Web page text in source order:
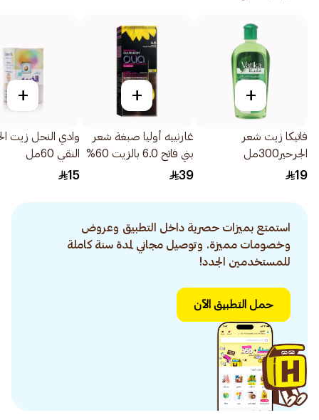
+
فاتيكا زيت شعر
الجرحير300مل
19
+
غارنييه أوليا صبغة شعر
بني فاتح 6.0 بالزيت 60%
112مل
39
+
وادي النحل زيت
النقي 60مل
15
استمتع بميزات حصرية داخل التطبيق وعروض
وخصومات مميزة. وتوصيل مجاني لمدة سنة كاملة
للمستخدمين الجدد!
حمل التطبيق الآن